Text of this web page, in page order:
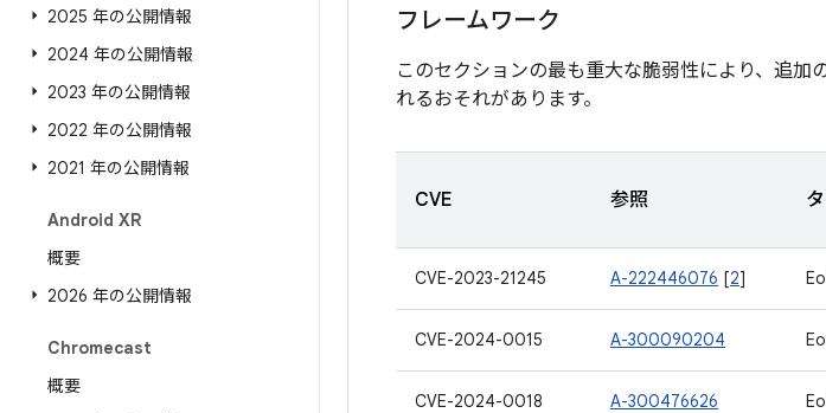
2025 年の公開情報
2024 年の公開情報
2023 年の公開情報
2022 年の公開情報
2021 年の公開情報
Android XR
概要
2026 年の公開情報
Chromecast
概要
フレームワーク
このセクションの最も重大な脆弱性により、追
れるおそれがあります。
CVE 参照
CVE-2023-21245 A-222446076 [2]
CVE-2024-0015 A-300090204
CVE-2024-0018 A-300476626